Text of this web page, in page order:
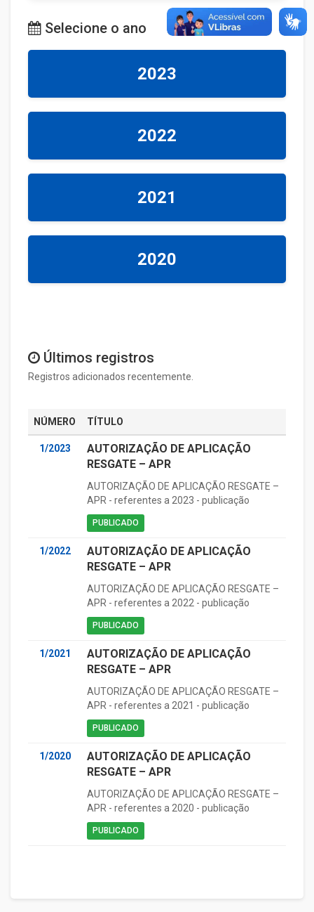
Selecione o ano
2023
2022
2021
2020
Últimos registros
Registros adicionados recentemente.
NÚMERO TÍTULO
1/2023
AUTORIZAÇÃO DE APLICAÇÃO
RESGATE – APR
AUTORIZAÇÃO DE APLICAÇÃO RESGATE –
APR - referentes a 2023 - publicação
PUBLICADO
1/2022
AUTORIZAÇÃO DE APLICAÇÃO
RESGATE – APR
AUTORIZAÇÃO DE APLICAÇÃO RESGATE –
APR - referentes a 2022 - publicação
PUBLICADO
1/2021
AUTORIZAÇÃO DE APLICAÇÃO
RESGATE – APR
AUTORIZAÇÃO DE APLICAÇÃO RESGATE –
APR - referentes a 2021 - publicação
PUBLICADO
1/2020
AUTORIZAÇÃO DE APLICAÇÃO
RESGATE – APR
AUTORIZAÇÃO DE APLICAÇÃO RESGATE –
APR - referentes a 2020 - publicação
PUBLICADO